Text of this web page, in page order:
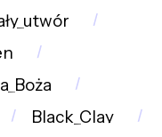
Black_Clay